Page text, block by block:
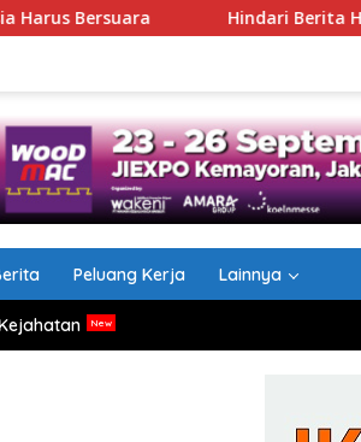
Hindari Berita Hoaks,
Peluang Kerja Lainnya